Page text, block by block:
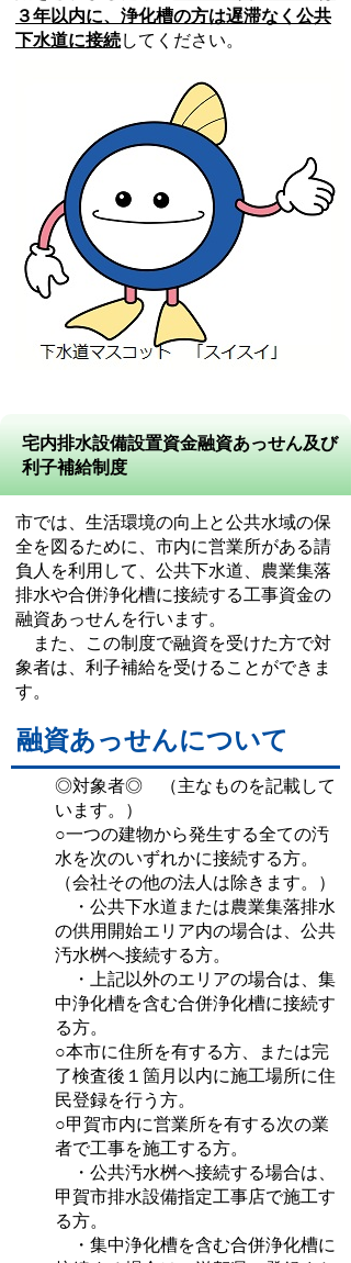
３年以内に、浄化槽の方は遅滞なく公共
下水道に接続してください。
宅内排水設備設置資金融資あっせん及び
利子補給制度
市では、生活環境の向上と公共水域の保
全を図るために、市内に営業所がある請
負人を利用して、公共下水道、農業集落
排水や合併浄化槽に接続する工事資金の
融資あっせんを行います。
また、この制度で融資を受けた方で対
象者は、利子補給を受けることができま
す。
融資あっせんについて
◎対象者◎ （主なものを記載して
います。）
○一つの建物から発生する全ての汚
水を次のいずれかに接続する方。
（会社その他の法人は除きます。）
・公共下水道または農業集落排水
の供用開始エリア内の場合は、公共
汚水桝へ接続する方。
・上記以外のエリアの場合は、集
中浄化槽を含む合併浄化槽に接続す
る方。
○本市に住所を有する方、または完
了検査後１箇月以内に施工場所に住
民登録を行う方。
○甲賀市内に営業所を有する次の業
者で工事を施工する方。
・公共汚水桝へ接続する場合は、
甲賀市排水設備指定工事店で施工す
る方。
・集中浄化槽を含む合併浄化槽に